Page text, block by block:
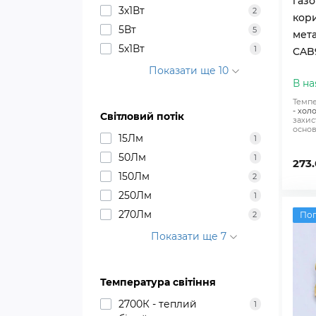
3х1Вт 2
5Вт 5
5х1Вт 1
Показати ще 10
Світловий потік
15Лм
1
50Лм 1
150Лм 2
250Лм 1
270Лм 2
Показати ще 7
Температура світіння
2700К - теплий
1
В
-